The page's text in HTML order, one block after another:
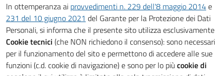
In ottemperanza ai provvedimenti n. 229 dell'8 maggio 2014e
231 del 10 giugno 2021 del Garante per la Protezione dei Dati
Personali, si informa che il presente sito utilizza esclusivamente
Cookie tecnici (che NON richiedono il consenso): sono necessari
per il funzionamento del sito e permettono di accedere alle sue
funzioni (c.d. cookie di navigazione) e sono per lo piùcookie di